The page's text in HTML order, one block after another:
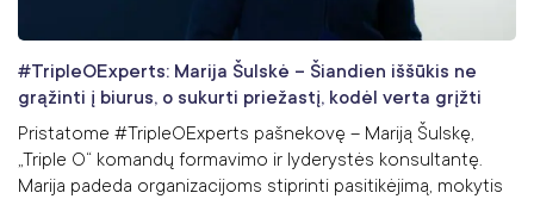
#TripleOExperts: Marija Šulskė – Šiandien iššūkis ne
grąžinti į biurus, o sukurti priežastį, kodėl verta grįžti
Pristatome #TripleOExperts pašnekovę – Mariją Šulskę,
„Triple O“ komandų formavimo ir lyderystės konsultantę.
Marija padeda organizacijoms stiprinti pasitikėjimą, mokytis